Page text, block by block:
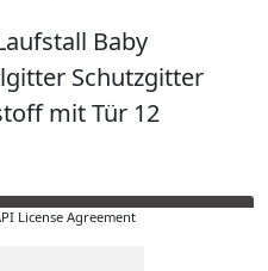
Baby
Schutzgitter
mit Tür 12
License Agreement